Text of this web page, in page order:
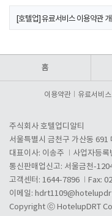
[호텔업] 유료서비스 이용약관
홈
이용약관 유료서비
주식회사 호텔업디알티
서울특별시 금천구 가산동
대표이사: 이송주
사업자등
통신판매업신고: 서울금천-
고객센터: 1644-7896
Fax:
이메일:
Copyright ⓒ HotelupDRT